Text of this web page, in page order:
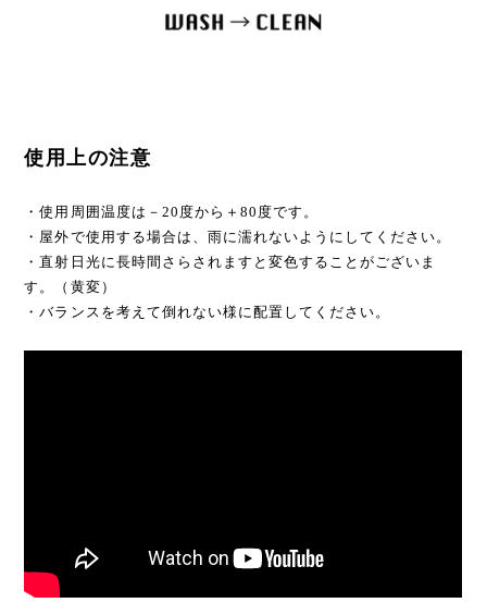
使用上の注意
・使用周囲温度は－20度から＋80度です。
・屋外で使用する場合は、雨に濡れないようにしてください。
・直射日光に長時間さらされますと変色することがございま
す。（黄変）
・バランスを考えて倒れない様に配置してください。